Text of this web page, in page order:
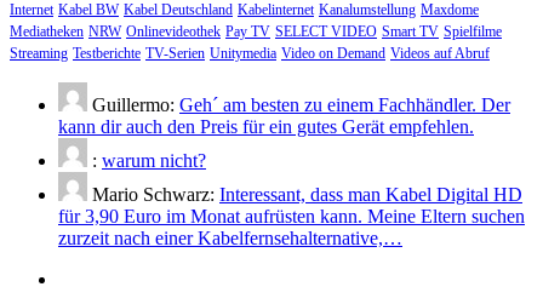
Internet Kabel BW Kabel Deutschland Kabelinternet Kanalumstellung Maxdome
Mediatheken NRW Onlinevideothek Pay TV SELECT VIDEO Smart TV Spielfilme
Streaming Testberichte TV-Serien Unitymedia Video on Demand Videos auf Abruf
Guillermo: Geh´ am besten zu einem Fachhändler. Der
kann dir auch den Preis für ein gutes Gerät empfehlen.
: warum nicht?
Mario Schwarz: Interessant, dass man Kabel Digital HD
für 3,90 Euro im Monat aufrüsten kann. Meine Eltern suchen
zurzeit nach einer Kabelfernsehalternative,…